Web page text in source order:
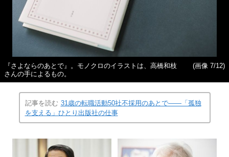
『さよならのあとで』。モノクロのイラストは、高橋和枝
さんの手によるもの。
(画像 7/12)
記事を読む 31歳の転職活動50社不採用のあとで――「孤独
を支える」ひとり出版社の仕事